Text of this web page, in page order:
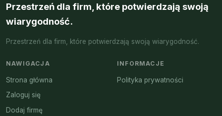
Przestrzeń dla firm, które potwierdzają swoją
wiarygodność.
Przestrzeń dla firm, które potwierdzają swoją wiarygodność.
NAWIGACJA
Strona główna
Zaloguj się
Dodaj firmę
INFORMACJE
Polityka prywatności